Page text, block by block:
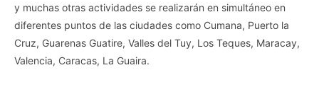
y muchas otras actividades se realizarán en simultáneo en
diferentes puntos de las ciudades como Cumana, Puerto la
Cruz, Guarenas Guatire, Valles del Tuy, Los Teques, Maracay,
Valencia, Caracas, La Guaira.